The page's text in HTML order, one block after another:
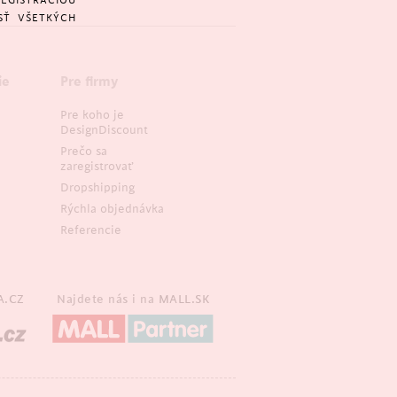
Pre koho je
DesignDiscount
Prečo sa
zaregistrovať
Dropshipping
Rýchla objednávka
Referencie
Najdete nás i na MALL.SK
VŠETKÝCH